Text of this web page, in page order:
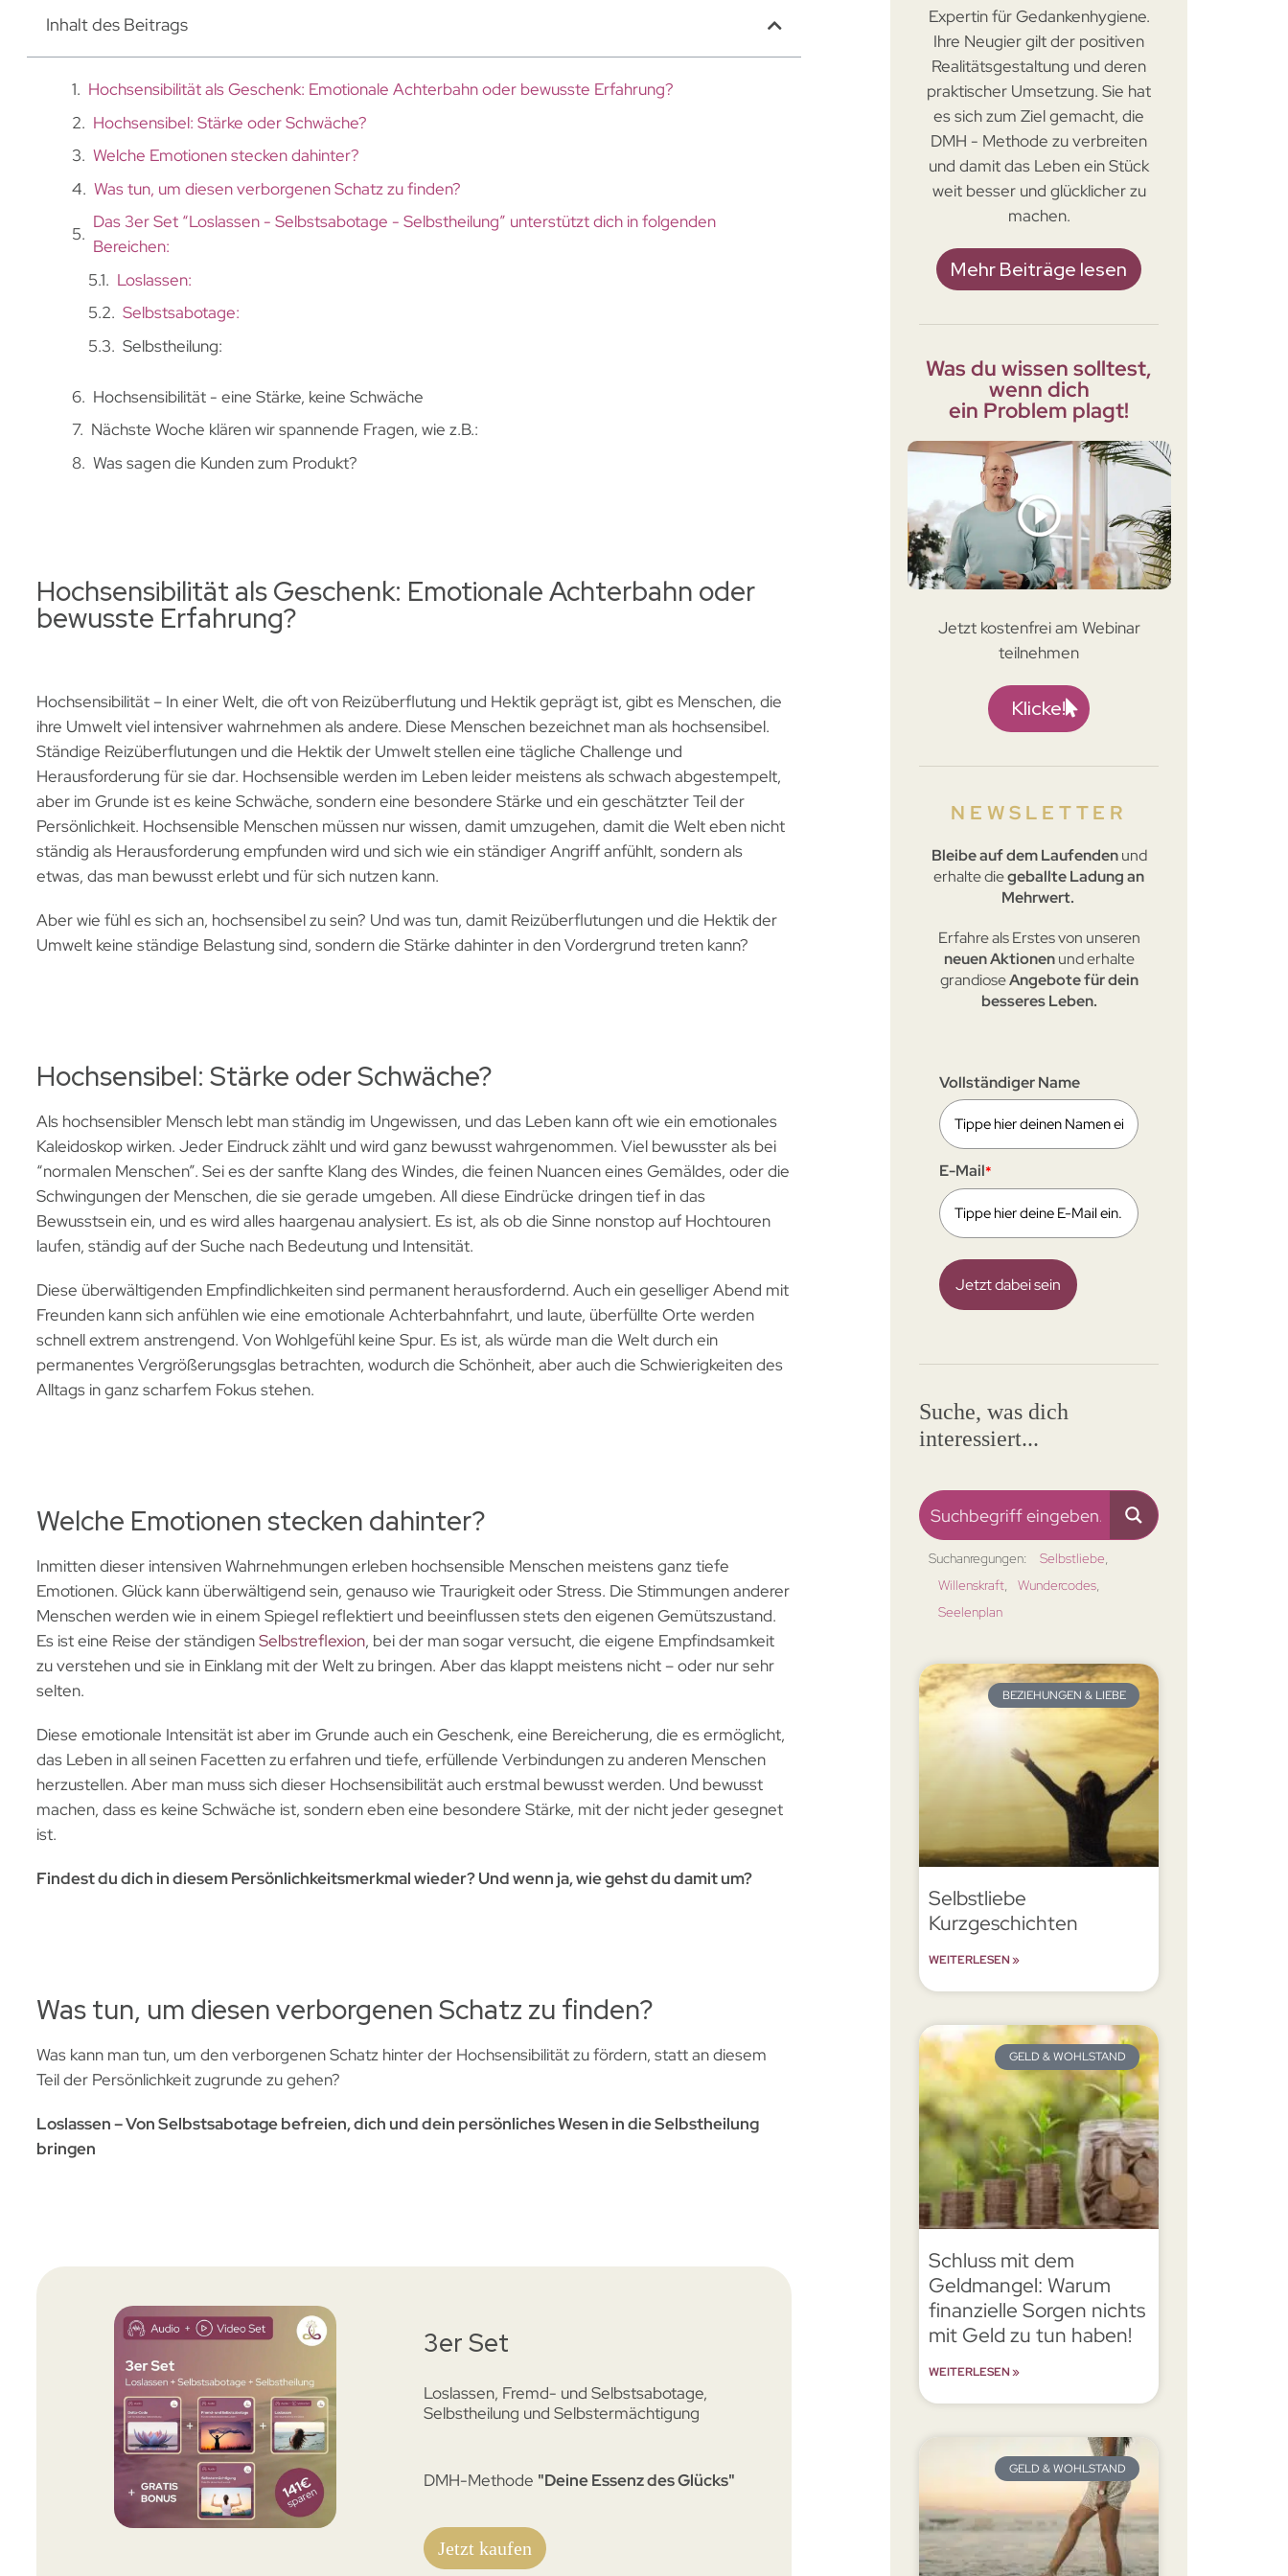
Inhalt des Beitrags
Hochsensibilität als Geschenk: Emotionale Achterbahn oder bewusste Erfahrung?
Hochsensibel: Stärke oder Schwäche?
Welche Emotionen stecken dahinter?
Was tun, um diesen verborgenen Schatz zu finden?
Das 3er Set “Loslassen - Selbstsabotage - Selbstheilung” unterstützt dich in folgenden
Bereichen:
Loslassen:
Selbstsabotage:
Selbstheilung:
Hochsensibilität - eine Stärke, keine Schwäche
Nächste Woche klären wir spannende Fragen, wie z.B.:
Was sagen die Kunden zum Produkt?
Hochsensibilität als Geschenk: Emotionale Achterbahn oder
bewusste Erfahrung?
Hochsensibilität – In einer Welt, die oft von Reizüberflutung und Hektik geprägt ist, gibt es Menschen, die
ihre Umwelt viel intensiver wahrnehmen als andere. Diese Menschen bezeichnet man als hochsensibel.
Ständige Reizüberflutungen und die Hektik der Umwelt stellen eine tägliche Challenge und
Herausforderung für sie dar. Hochsensible werden im Leben leider meistens als schwach abgestempelt,
aber im Grunde ist es keine Schwäche, sondern eine besondere Stärke und ein geschätzter Teil der
Persönlichkeit. Hochsensible Menschen müssen nur wissen, damit umzugehen, damit die Welt eben nicht
ständig als Herausforderung empfunden wird und sich wie ein ständiger Angriff anfühlt, sondern als
etwas, das man bewusst erlebt und für sich nutzen kann.
Aber wie fühl es sich an, hochsensibel zu sein? Und was tun, damit Reizüberflutungen und die Hektik der
Umwelt keine ständige Belastung sind, sondern die Stärke dahinter in den Vordergrund treten kann?
Hochsensibel: Stärke oder Schwäche?
Als hochsensibler Mensch lebt man ständig im Ungewissen, und das Leben kann oft wie einemotionales
Kaleidoskop wirken. Jeder Eindruck zählt und wird ganz bewusst wahrgenommen. Viel bewusster als bei
“normalen Menschen”. Sei es der sanfte Klang des Windes, die feinen Nuancen eines Gemäldes, oder die
Schwingungen der Menschen, die sie gerade umgeben. All diese Eindrücke dringen tief in das
Bewusstsein ein, und es wird alles haargenau analysiert. Es ist, als ob die Sinne nonstop auf Hochtouren
laufen, ständig auf der Suche nach Bedeutung und Intensität.
Diese überwältigenden Empfindlichkeiten sind permanent herausfordernd. Auch ein geselliger Abend mit
Freunden kann sich anfühlen wie eine emotionale Achterbahnfahrt, und laute, überfüllte Orte werden
schnell extrem anstrengend. Von Wohlgefühl keine Spur. Es ist, als würde man die Welt durch ein
permanentes Vergrößerungsglas betrachten, wodurch die Schönheit, aber auch die Schwierigkeiten des
Alltags in ganz scharfem Fokus stehen.
Welche Emotionen stecken dahinter?
Inmitten dieser intensiven Wahrnehmungen erleben hochsensible Menschen meistens ganz tiefe
Emotionen. Glück kann überwältigend sein, genauso wie Traurigkeit oder Stress. Die Stimmungen anderer
Menschen werden wie in einem Spiegel reflektiert und beeinflussen stets den eigenen Gemütszustand.
Es ist eine Reise der ständigenSelbstreflexion, bei der man sogar versucht, die eigene Empfindsamkeit
zu verstehen und sie in Einklang mit der Welt zu bringen. Aber das klappt meistens nicht – oder nur sehr
selten.
Diese emotionale Intensität ist aber im Grunde auch ein Geschenk, eine Bereicherung, die es ermöglicht,
das Leben in all seinen Facetten zu erfahren und tiefe, erfüllende Verbindungen zu anderen Menschen
herzustellen. Aber man muss sich dieser Hochsensibilität auch erstmal bewusst werden. Und bewusst
machen, dass es keine Schwäche ist, sondern eben eine besondere Stärke, mit der nicht jeder gesegnet
ist.
Findest du dich in diesem Persönlichkeitsmerkmal wieder? Und wenn ja, wie gehst du damit um?
Was tun, um diesen verborgenen Schatz zu finden?
Was kann man tun, um den verborgenen Schatz hinter der Hochsensibilität zu fördern, statt an diesem
Teil der Persönlichkeit zugrunde zu gehen?
Loslassen – Von Selbstsabotage befreien, dich und dein persönliches Wesen in die Selbstheilung
bringen
3er Set
Loslassen, Fremd- und Selbstsabotage,
Selbstheilung und Selbstermächtigung
DMH-Methode "Deine Essenz des Glücks"
Jetzt kaufen
Expertin für Gedankenhygiene.
Ihre Neugier gilt der positiven
Realitätsgestaltung und deren
praktischer Umsetzung. Sie hat
es sich zum Ziel gemacht, die
DMH - Methode zu verbreiten
und damit das Leben ein Stück
weit besser und glücklicher zu
machen.
Mehr Beiträge lesen
Was du wissen solltest,
wenn dich
ein Problem plagt!
Jetzt kostenfrei am Webinar
teilnehmen
Klicke!
NEWSLETTER
Bleibeauf dem Laufendenund
erhalte diegeballte Ladung an
Mehrwert.
Erfahre als Erstes von unseren
neuen Aktionenund erhalte
grandioseAngebote für dein
besseres Leben.
Vollständiger Name
E-Mail*
Jetzt dabei sein
Suche, was dich
interessiert...
Suchanregungen:
Selbstliebe
Willenskraft
Wundercodes
Seelenplan
BEZIEHUNGEN & LIEBE
Selbstliebe
Kurzgeschichten
WEITERLESEN »
GELD & WOHLSTAND
Schluss mit dem
Geldmangel: Warum
finanzielle Sorgen nichts
mit Geld zu tun haben!
WEITERLESEN »
GELD & WOHLSTAND